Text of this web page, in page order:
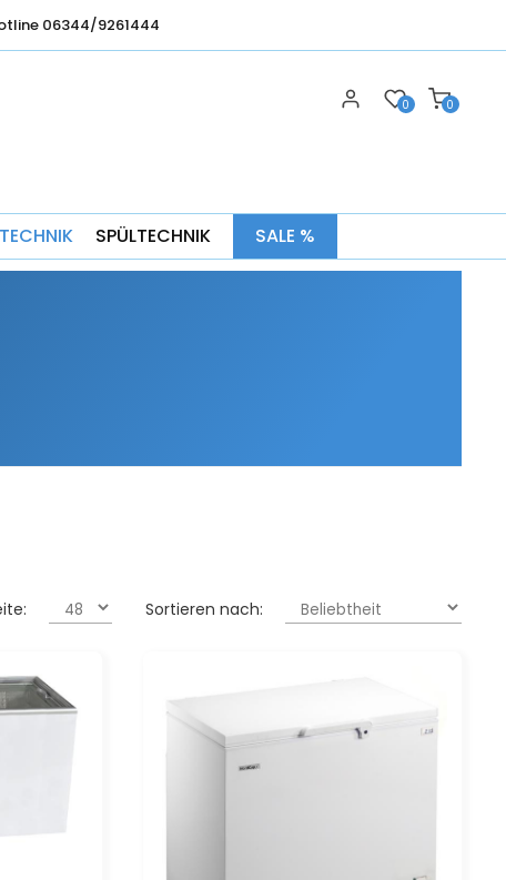
06344/9261444
0
0
SPÜLTECHNIK SALE %
Sortieren nach: